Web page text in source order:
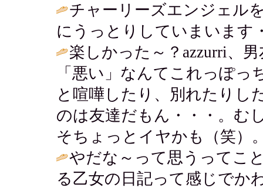
チャーリーズエンジェル
にうっとりしていまいます
楽しかった～？azzurri、
「悪い」なんてこれっぽ
と喧嘩したり、別れたりし
のは友達だもん・・・。む
そちょっとイヤかも（笑）
やだな～って思うってこ
る乙女の日記って感じで